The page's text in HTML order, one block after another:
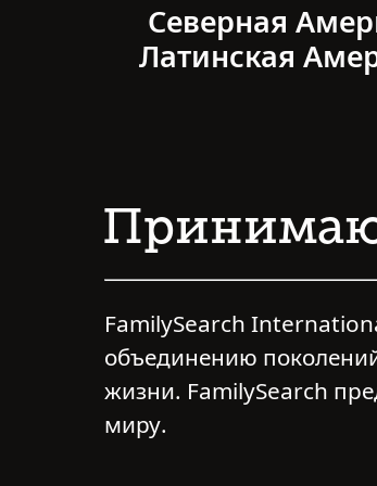
Северная
Латинская
FamilySearch
объединению
жизни. FamilySearch
миру.